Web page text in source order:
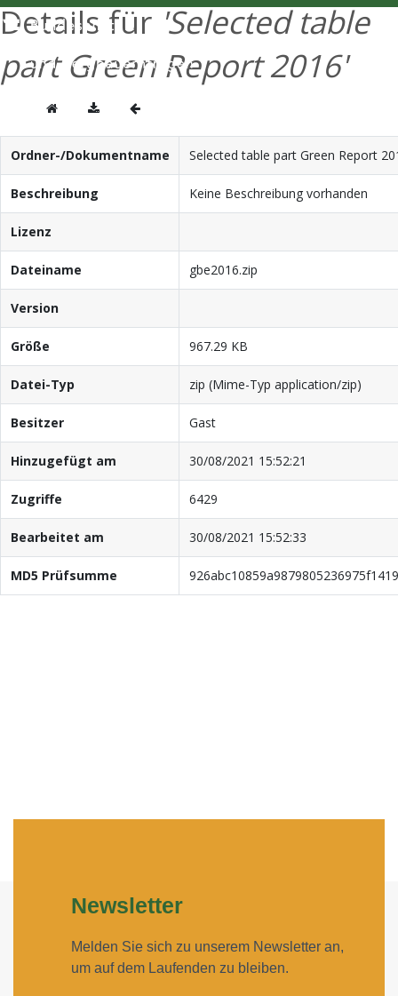
Details für 'Selected table
part Green Report 2016'
Ordner-/Dokumentname Selected table part Green Report
Beschreibung Keine Beschreibung vorhanden
Lizenz
Dateiname gbe2016.zip
Version
Größe 967.29 KB
Datei-Typ zip (Mime-Typ application/zip)
Besitzer Gast
Hinzugefügt am 30/08/2021 15:52:21
Zugriffe 6429
Bearbeitet am 30/08/2021 15:52:33
MD5 Prüfsumme
Newsletter
Melden Sie sich zu unserem Newsletter an,
um auf dem Laufenden zu bleiben.